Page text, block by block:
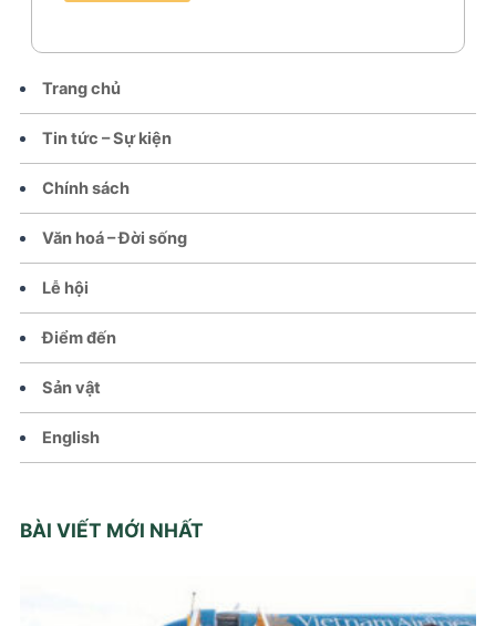
Trang chủ
Tin tức – Sự kiện
Chính sách
Văn hoá – Đời sống
Lễ hội
Điểm đến
Sản vật
English
BÀI VIẾT MỚI NHẤT